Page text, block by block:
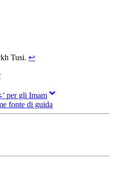
Tusi. ↩
Eulogia 'علیه السلام' per gli Imam
fonte di guida